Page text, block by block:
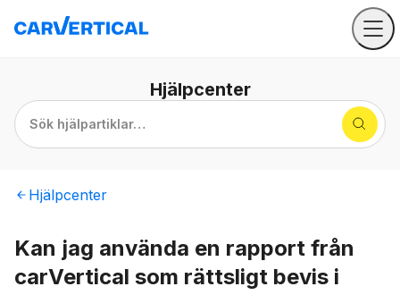
Hjälpcenter
Sök hjälpartiklar…
Hjälpcenter
Kan jag använda en rapport från
carVertical som rättsligt bevis i